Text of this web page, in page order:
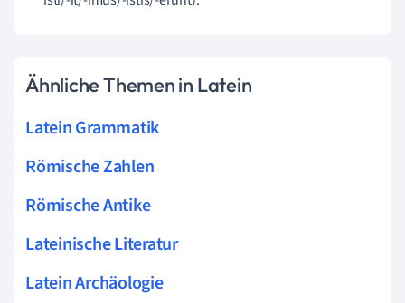
Ähnliche Themen in Latein
Latein Grammatik
Römische Zahlen
Römische Antike
Lateinische Literatur
Latein Archäologie